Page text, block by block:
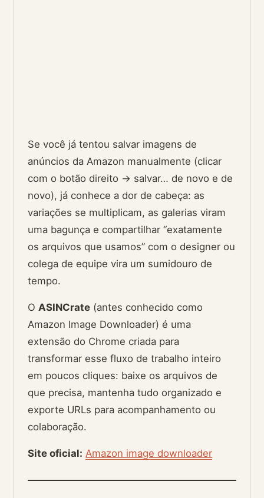
Se você já tentou salvar imagens de
anúncios da Amazon manualmente (clicar
com o botão direito → salvar… de novo e de
novo), já conhece a dor de cabeça: as
variações se multiplicam, as galerias viram
uma bagunça e compartilhar “exatamente
os arquivos que usamos” com o designer ou
colega de equipe vira um sumidouro de
tempo.
O ASINCrate (antes conhecido como
Amazon Image Downloader) é uma
extensão do Chrome criada para
transformar esse fluxo de trabalho inteiro
em poucos cliques: baixe os arquivos de
que precisa, mantenha tudo organizado e
exporte URLs para acompanhamento ou
colaboração.
Site oficial: Amazon image downloader